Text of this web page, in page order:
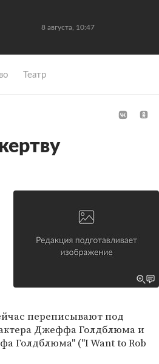
8 августа, 10:47
Театр
переписывают под
Джеффа Голдблюма и
Голдблюма" ("I Want to Rob